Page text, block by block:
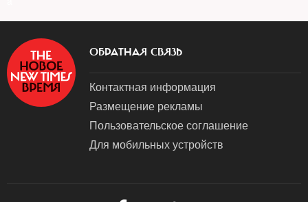
ОБРАТНАЯ СВЯЗЬ
Контактная информация
Размещение рекламы
Пользовательское соглашение
Для мобильных устройств